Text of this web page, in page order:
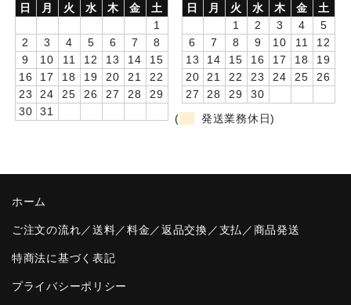
園や先生への贈り物
卒業記念品
音声入りフォトフレームクロック(集合)
音声入りフォトフレームクロック(校歌)
ポケットウォッチ
目覚まし時計(集合)
日
月 火 水 木 金
土
1
2
3 4 5 6 7
8
9
10 11 12 13 14
15
16
17 18 19 20 21
22
23
24 25 26 27 28
29
30
31
日
月 火 水 木 金
土
1
2 3 4
5
6
7 8 9 10 11
12
13
14 15 16 17 18
19
20
21 22 23 24 25
26
27
28 29
30
(
発送業務休日)
ホーム
ご注文の流れ／送料／料金／返品交換／支払／商品発送
特商法に基づく表記
プライバシーポリシー